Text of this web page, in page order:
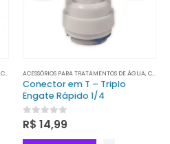
CONECTORES ,TRATAMENTO DE ÁGUA
ACESSÓRIOS PARA TRATAMENTOS DE ÁGUA,CONECTORES
Conector em T – Triplo
Engate Rápido 1/4
0out of 5
R$ 14,99